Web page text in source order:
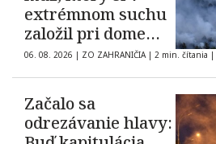
extrémnom suchu
založil pri dome
oheň
06. 08. 2026 | ZO ZAHRANIČIA | 2 min. čítania |
Začalo sa
odrezávanie hlavy: